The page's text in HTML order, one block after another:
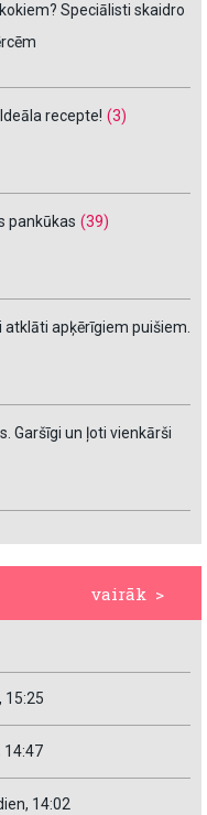
Speciālisti skaidro
recepte! (3)
pankūkas (39)
atklāti apķērīgiem puišiem.
Garšīgi un ļoti vienkārši
vairāk >
15:25
14:47
14:02